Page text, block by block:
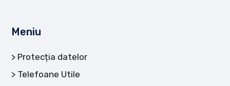
Meniu
Protecția datelor
Telefoane Utile